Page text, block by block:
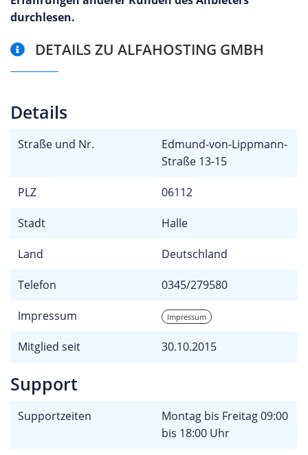
durchlesen.
DETAILS ZU ALFAHOSTING GMBH
Details
Straße und Nr.
Edmund-von-Lippmann-
Straße 13-15
PLZ 06112
Stadt Halle
Land Deutschland
Telefon 0345/279580
Impressum Impressum
Mitglied seit 30.10.2015
Support
Supportzeiten
Montag bis Freitag 09:00
bis 18:00 Uhr